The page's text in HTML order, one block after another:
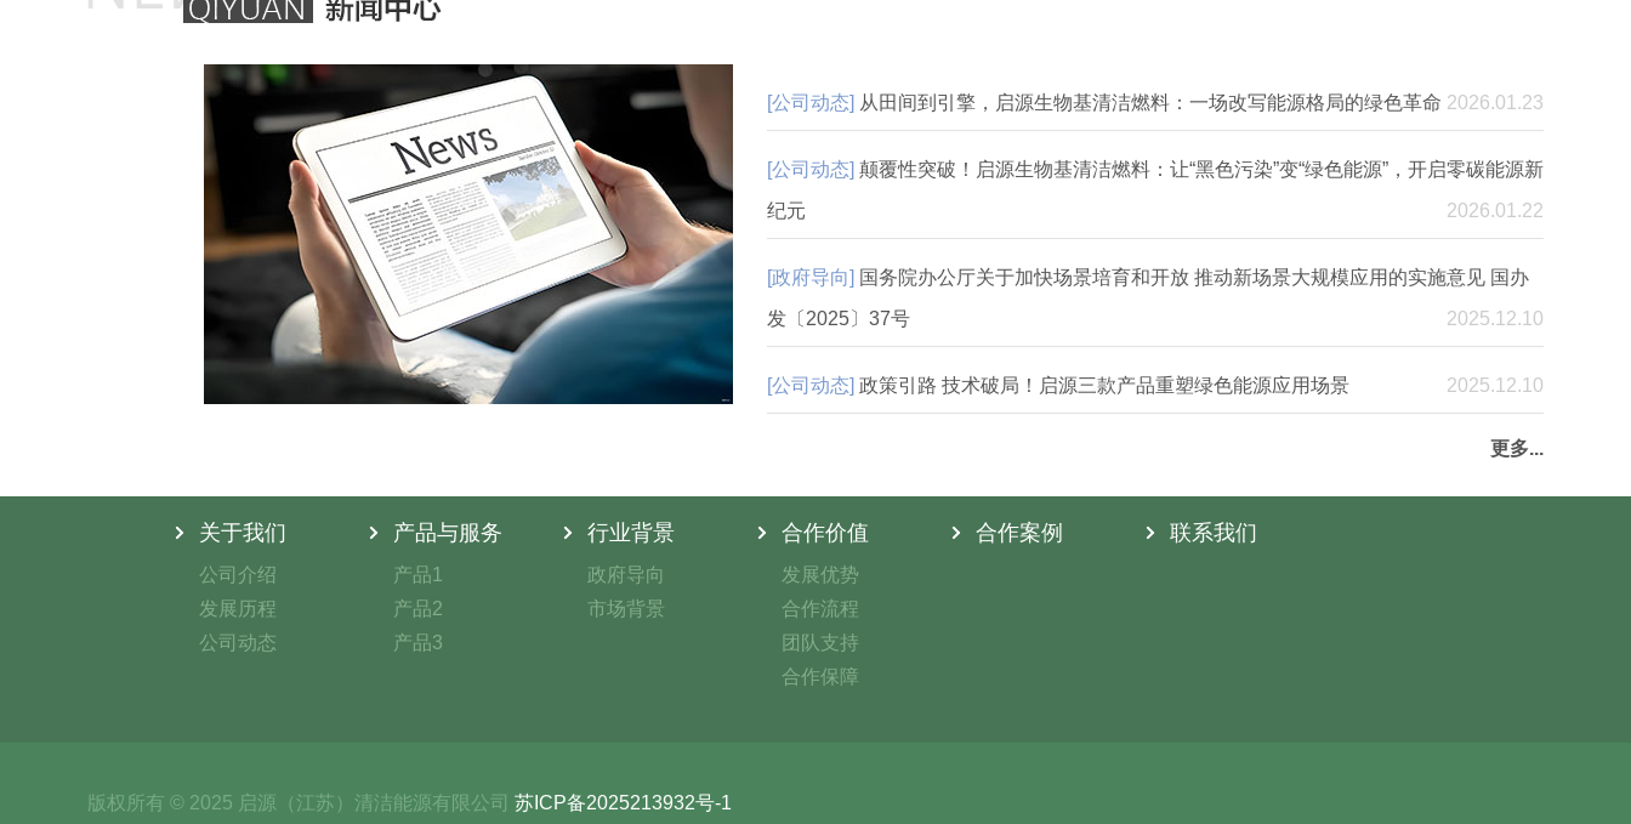
[公司动态] 从田间到引擎，启源生物基清洁燃料：一场改写能源格局的绿色革命 2026.01.23
[公司动态] 颠覆性突破！启源生物基清洁燃料：让“黑色污染”变“绿色能源”，开启零碳能源新
纪元
2026.01.22
[政府导向] 国务院办公厅关于加快场景培育和开放 推动新场景大规模应用的实施意见 国办
发〔2025〕37号
2025.12.10
[公司动态] 政策引路 技术破局！启源三款产品重塑绿色能源应用场景 2025.12.10
更多...
关于我们
公司介绍
发展历程
公司动态
产品与服务
产品1
产品2
产品3
行业背景
政府导向
市场背景
合作价值
发展优势
合作流程
团队支持
合作保障
合作案例 联系我们
版权所有 © 2025 启源（江苏）清洁能源有限公司 苏ICP备2025213932号-1